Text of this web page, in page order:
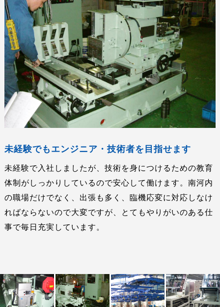
未経験でもエンジニア・技術者を目指せます
未経験で入社しましたが、技術を身につけるための教育
体制がしっかりしているので安心して働けます。南河内
の職場だけでなく、出張も多く、臨機応変に対応しなけ
ればならないので大変ですが、とてもやりがいのある仕
事で毎日充実しています。